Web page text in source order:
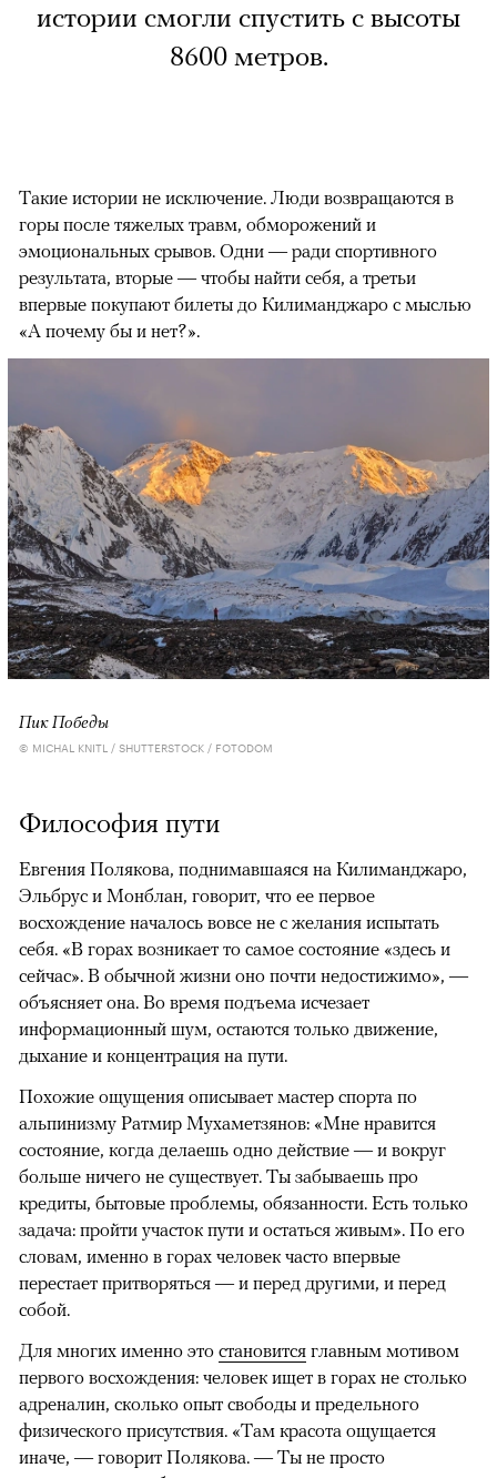
истории смогли спустить с высоты
8600 метров.
Такие истории не исключение. Люди возвращаются в
горы после тяжелых травм, обморожений и
эмоциональных срывов. Одни — ради спортивного
результата, вторые — чтобы найти себя, а третьи
впервые покупают билеты до Килиманджаро с мыслью
«А почему бы и нет?».
Пик Победы
© MICHAL KNITL / SHUTTERSTOCK / FOTODOM
Философия пути
Евгения Полякова, поднимавшаяся на Килиманджаро,
Эльбрус и Монблан, говорит, что ее первое
восхождение началось вовсе не с желания испытать
себя. «В горах возникает то самое состояние «здесь и
сейчас». В обычной жизни оно почти недостижимо», —
объясняет она. Во время подъема исчезает
информационный шум, остаются только движение,
дыхание и концентрация на пути.
Похожие ощущения описывает мастер спорта по
альпинизму Ратмир Мухаметзянов: «Мне нравится
состояние, когда делаешь одно действие — и вокруг
больше ничего не существует. Ты забываешь про
кредиты, бытовые проблемы, обязанности. Есть только
задача: пройти участок пути и остаться живым». По его
словам, именно в горах человек часто впервые
перестает притворяться — и перед другими, и перед
собой.
Для многих именно это становится главным мотивом
первого восхождения: человек ищет в горах не столько
адреналин, сколько опыт свободы и предельного
физического присутствия. «Там красота ощущается
иначе, — говорит Полякова. — Ты не просто